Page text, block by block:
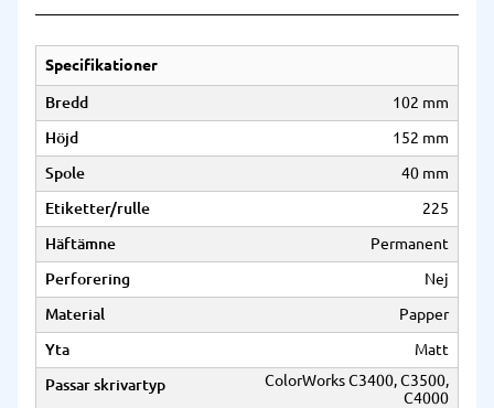
Specifikationer
Bredd
102 mm
Höjd
152 mm
Spole
40 mm
Etiketter/rulle
225
Häftämne
Permanent
Perforering
Nej
Material
Papper
Yta
Matt
Passar skrivartyp
ColorWorks C3400, C3500,
C4000